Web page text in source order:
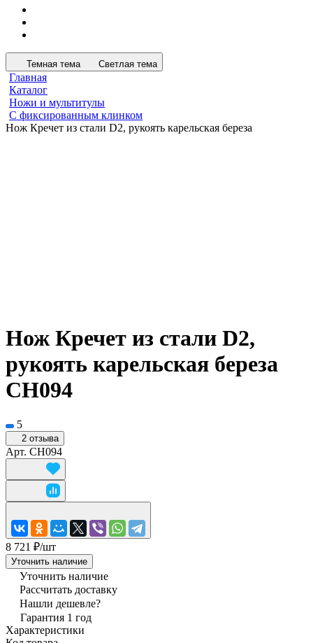
Темная тема Светлая тема
Главная
Каталог
Ножи и мультитулы
С фиксированным клинком
Нож Кречет из стали D2, рукоять карельская береза
Нож Кречет из стали D2,
рукоять карельская береза
CH094
5
2 отзыва
Арт. CH094
8 721 ₽/шт
Уточнить наличие
Уточнить наличие
Рассчитать доставку
Нашли дешевле?
Гарантия 1 год
Характеристики